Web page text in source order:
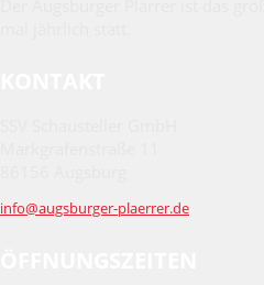
info@augsburger-plaerrer.de